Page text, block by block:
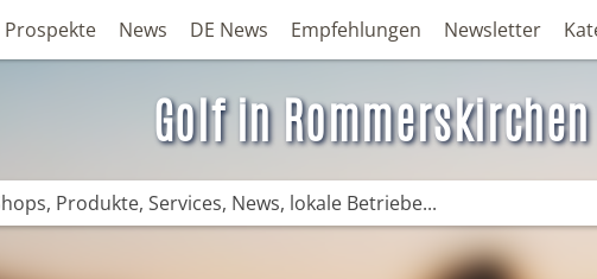
Prospekte News DE News Empfehlungen Newsletter
Golf in Rommerskirchen